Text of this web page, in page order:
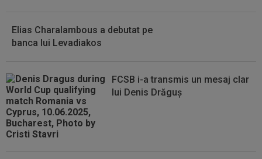
Elias Charalambous a debutat pe
banca lui Levadiakos
FCSB i-a transmis un mesaj clar
lui Denis Drăguș